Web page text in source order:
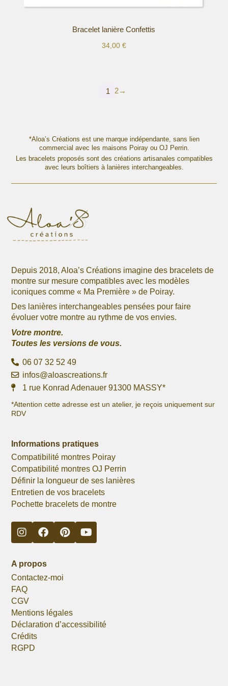
Bracelet lanière Confettis
34,00 €
être
choisies
sur
page
1 2→
*Aloa’s Créations est une marque indépendante, sans lien
commercial avec les maisons Poiray ou OJ Perrin.
Les bracelets proposés sont des créations artisanales compatibles
avec leurs boîtiers à lanières interchangeables.
Depuis 2018, Aloa’s Créations imagine des bracelets de
montre sur mesure compatibles avec les modèles
iconiques comme « Ma Première » de Poiray.
Des lanières interchangeables pensées pour faire
évoluer votre montre au rythme de vos envies.
Votre montre.
Toutes les versions de vous.
06 07 32 52 49
infos@aloascreations.fr
1 rue Konrad Adenauer 91300 MASSY*
*Attention cette adresse est un atelier, je reçois uniquement sur
RDV
Informations pratiques
Compatibilité montres Poiray
Compatibilité montres OJ Perrin
Définir la longueur de ses lanières
Entretien de vos bracelets
Pochette bracelets de montre
A propos
Contactez-moi
FAQ
CGV
Mentions légales
Déclaration d’accessibilité
Crédits
RGPD